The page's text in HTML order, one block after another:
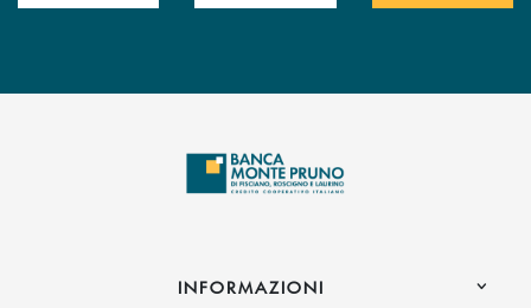
INFORMAZIONI